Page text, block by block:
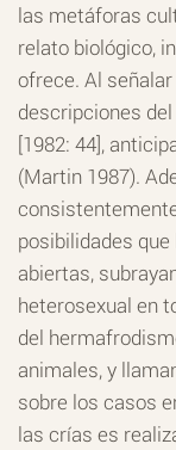
las metáforas
relato biológico,
ofrece. Al
descripciones
[1982: 44],
(Martin 1987).
posibilidades
abiertas,
heterosexual en
del
animales, y
sobre los casos
las crías es